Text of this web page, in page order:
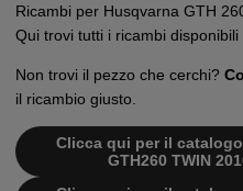
Ricambi per Husqvarna GTH
Qui trovi tutti i ricambi
Non trovi il pezzo che cerchi?
il ricambio giusto.
Clicca qui per il
GTH260 TWIN